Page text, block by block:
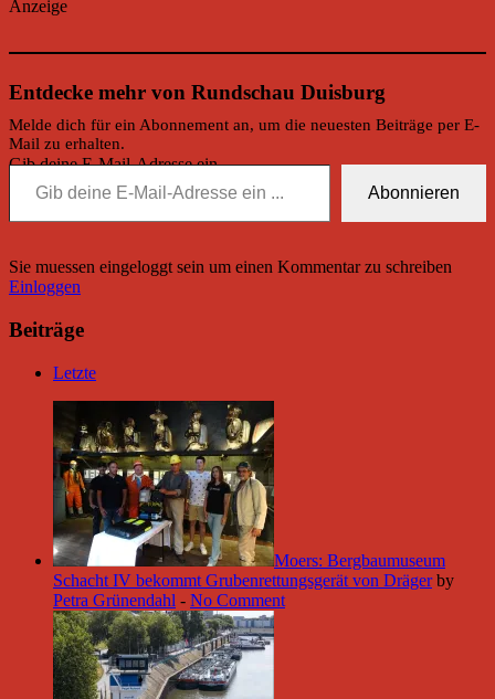
Anzeige
Entdecke mehr von Rundschau Duisburg
Melde dich für ein Abonnement an, um die neuesten Beiträge per E-
Mail zu erhalten.
Gib deine E-Mail-Adresse ein ...
Abonnieren
Sie muessen eingeloggt sein um einen Kommentar zu schreiben
Einloggen
Beiträge
Letzte
Moers: Bergbaumuseum
Schacht IV bekommt Grubenrettungsgerät von Dräger by
Petra Grünendahl - No Comment